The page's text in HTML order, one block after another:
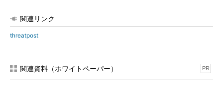
関連リンク
threatpost
関連資料（ホワイトペーパー） PR